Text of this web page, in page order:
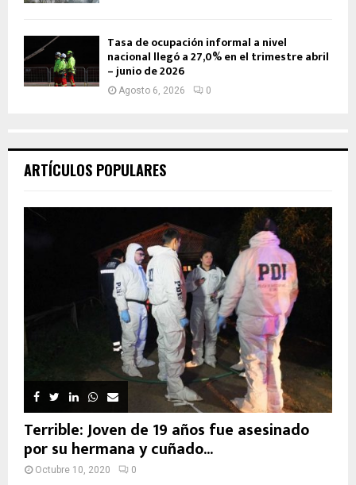
Tasa de ocupación informal a nivel
nacional llegó a 27,0% en el trimestre abril
– junio de 2026
Agosto 6, 2026 0
ARTÍCULOS POPULARES
Terrible: Joven de 19 años fue asesinado
por su hermana y cuñado...
Octubre 10, 2020 0